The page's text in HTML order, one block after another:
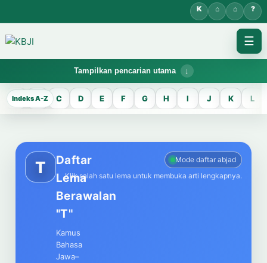
☰
Tampilkan pencarian utama
KBJI WORKSPACE
KBJI
Temukan lema Jawa dan maknanya dalam bahasa Indonesia saat
mengelola data Kamus Bahasa Jawa-Indonesia.
Masukkan kata Jawa
A B C D E F G H I J K L
T
Daftar
Lema
Berawalan
"T"
Kamus
Bahasa
Jawa–
Mode daftar abjad
Klik salah satu lema untuk membuka arti lengkapnya.